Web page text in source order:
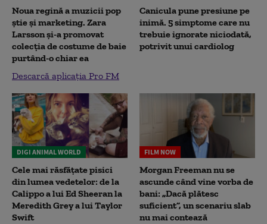
Noua regină a muzicii pop
știe și marketing. Zara
Larsson și-a promovat
colecția de costume de baie
purtând-o chiar ea
Descarcă aplicația Pro FM
Canicula pune presiune pe
inimă. 5 simptome care nu
trebuie ignorate niciodată,
potrivit unui cardiolog
DIGI ANIMAL WORLD
Cele mai răsfățate pisici
din lumea vedetelor: de la
Calippo a lui Ed Sheeran la
Meredith Grey a lui Taylor
Swift
FILM NOW
Morgan Freeman nu se
ascunde când vine vorba de
bani: „Dacă plătesc
suficient”, un scenariu slab
nu mai contează